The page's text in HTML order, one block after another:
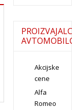
Akcijske
cene
Alfa
Romeo